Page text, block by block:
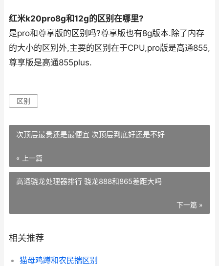
红米k20pro8g和12g的区别在哪里?
是pro和尊享版的区别吗?尊享版也有8g版本.除了内存
的大小的区别外,主要的区别在于CPU,pro版是高通855,
尊享版是高通855plus.
区别
次顶层最贵还是最便宜 次顶层到底好还是不好
« 上一篇
高通骁龙处理器排行 骁龙888和865差距大吗
下一篇 »
相关推荐
猫母鸡蹲和农民揣区别